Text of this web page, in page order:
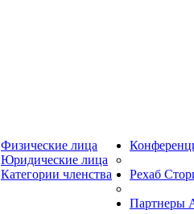
Физические лица
Юридические лица
Категории членства
Рехаб
Партнеры